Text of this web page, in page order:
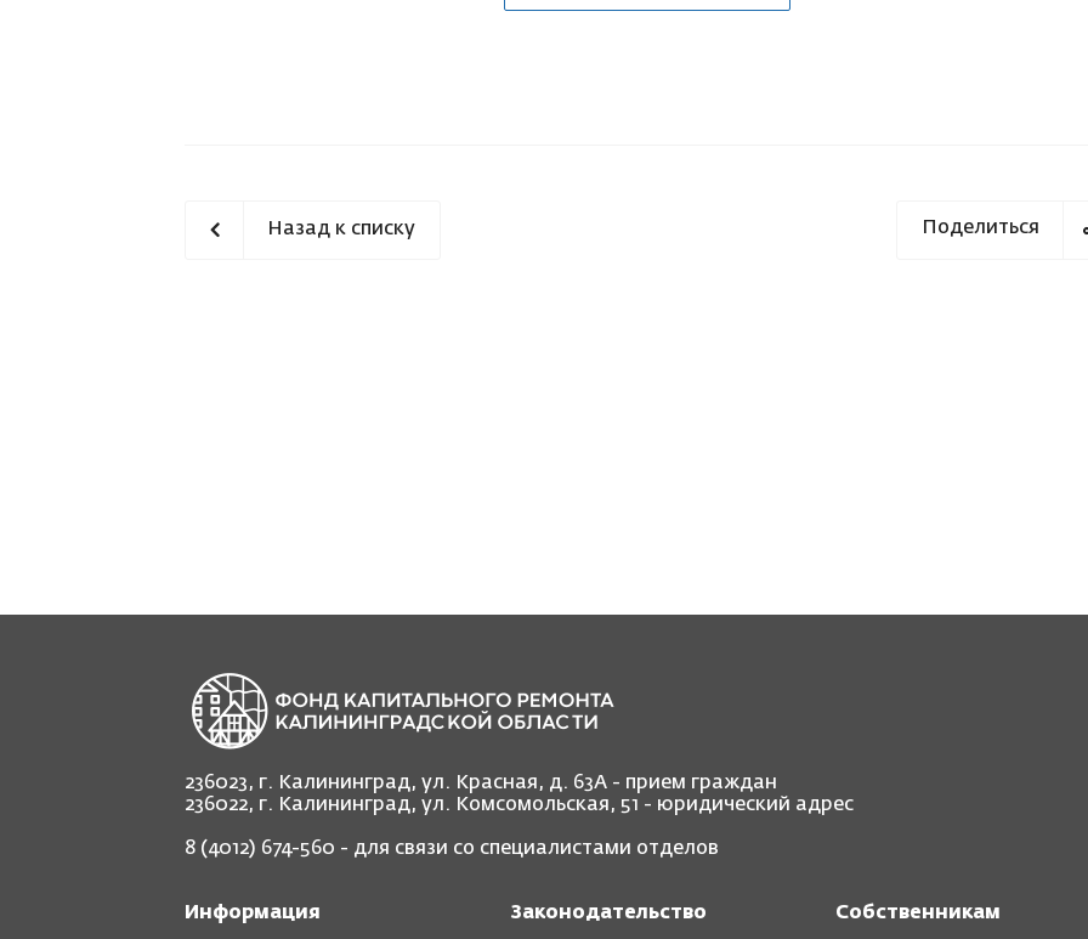
Поделиться
Назад к списку
236023, г. Калининград, ул. Красная, д. 63А - прием граждан
236022, г. Калининград, ул. Комсомольская, 51 - юридический адрес
8 (4012) 674-560 - для связи со специалистами отделов
Информация Законодательство Собственникам